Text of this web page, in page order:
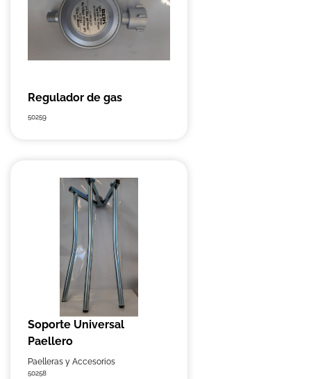
Regulador de gas
50259
Soporte Universal
Paellero
Paelleras y Accesorios
50258